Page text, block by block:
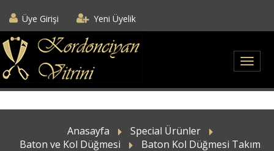
Üye Girişi Yeni Üyelik
Anasayfa
Special Ürünler
Baton ve Kol Düğmesi
Baton Kol Düğmesi Takım